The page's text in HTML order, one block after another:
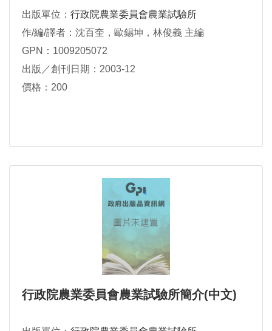
出版單位： 行政院農業委員會農業試驗所
作/編/譯者：沈百奎，歐錫坤，林俊義 主編
GPN：1009205072
出版／創刊日期：2003-12
價格：200
行政院農業委員會農業試驗所簡介(中文)